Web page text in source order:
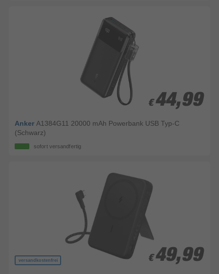
€ 44,99
€ 44,99
Anker A1384G11 20000 mAh Powerbank USB Typ-C
(Schwarz)
sofort versandfertig
versandkostenfrei € 49,99
€ 49,99